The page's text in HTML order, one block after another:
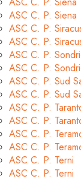
ASC C. P. Siena
ASC C. P.
ASC C. P.
ASC C. P.
ASC C. P.
ASC C. P. Sud
ASC C. P. Sud
ASC C. P.
ASC C. P.
ASC C. P.
ASC C. P.
ASC C. P. Terni
ASC C. P. Terni